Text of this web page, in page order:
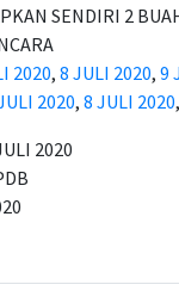
SENDIRI 2
2020, 8 JULI 2020, 9
2020, 8 JULI 2020
2020